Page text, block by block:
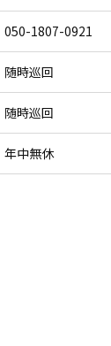
050-1807-0921
随時巡回
随時巡回
年中無休